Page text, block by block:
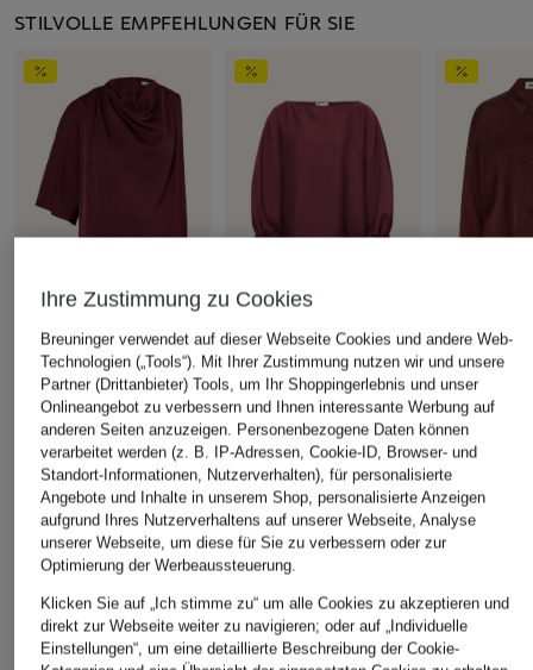
STILVOLLE EMPFEHLUNGEN FÜR SIE
SELECTED
Blusenshirt aus Satin
CHF 40
Ursprünglich:CHF 95
V by Vera Mont
Blusenshirt aus Satin mit
Volants
CHF 109
Ursprünglich:CHF 179
DRYKORN
Hemdbluse
aus Satin
CHF 149
Ursprünglich:
ÄHNLICHE ARTIKEL ENTDECKEN
Ihre Zustimmung zu Cookies
Breuninger verwendet auf dieser Webseite Cookies und andere Web-
Technologien („Tools“). Mit Ihrer Zustimmung nutzen wir und unsere
Partner (Drittanbieter) Tools, um Ihr Shoppingerlebnis und unser
Onlineangebot zu verbessern und Ihnen interessante Werbung auf
anderen Seiten anzuzeigen. Personenbezogene Daten können
verarbeitet werden (z. B. IP-Adressen, Cookie-ID, Browser- und
Standort-Informationen, Nutzerverhalten), für personalisierte
Angebote und Inhalte in unserem Shop, personalisierte Anzeigen
aufgrund Ihres Nutzerverhaltens auf unserer Webseite, Analyse
unserer Webseite, um diese für Sie zu verbessern oder zur
Optimierung der Werbeaussteuerung.
Klicken Sie auf „Ich stimme zu“ um alle Cookies zu akzeptieren und
direkt zur Webseite weiter zu navigieren; oder auf „Individuelle
Einstellungen“, um eine detaillierte Beschreibung der Cookie-